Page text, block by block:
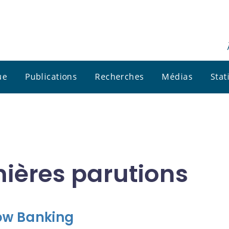
Publications Recherches Médias
parutions
Banking